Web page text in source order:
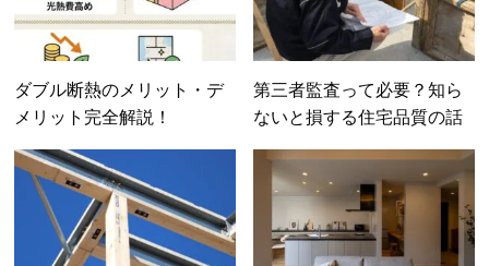
ダブル断熱のメリット・デ
メリット完全解説！
第三者監査って必要？知ら
ないと損する住宅品質の話